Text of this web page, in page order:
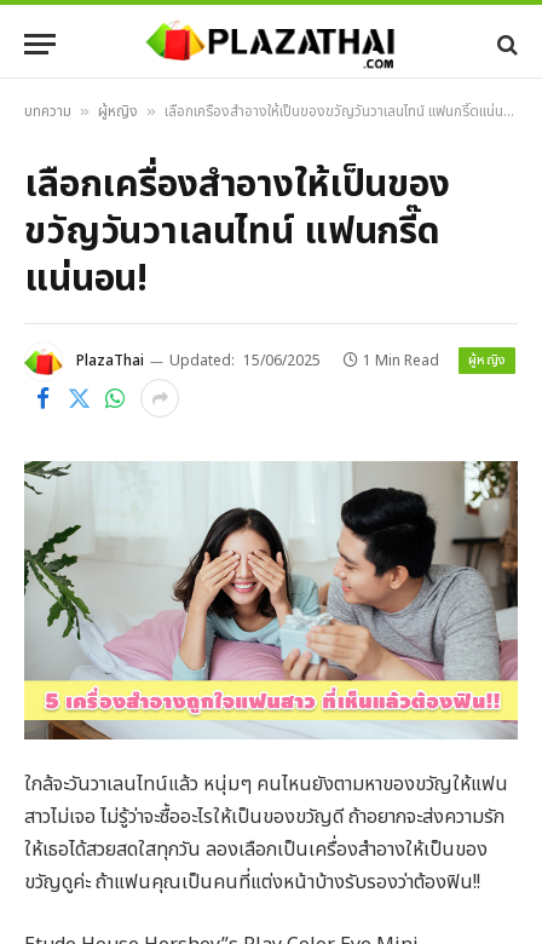
บทความ » ผู้หญิง » เลือกเครื่องสำอางให้เป็นของขวัญวันวาเลนไทน์ แฟนกรี๊ดแน่นอน!
เลือกเครื่องสำอางให้เป็นของ
ขวัญวันวาเลนไทน์ แฟนกรี๊ด
แน่นอน!
PlazaThai Updated: 15/06/2025 1 Min Read ผู้หญิง
ใกล้จะวันวาเลนไทน์แล้ว หนุ่มๆ คนไหนยังตามหาของขวัญให้แฟน
สาวไม่เจอ ไม่รู้ว่าจะซื้ออะไรให้เป็นของขวัญดี ถ้าอยากจะส่งความรัก
ให้เธอได้สวยสดใสทุกวัน ลองเลือกเป็นเครื่องสำอางให้เป็นของ
ขวัญดูค่ะ ถ้าแฟนคุณเป็นคนที่แต่งหน้าบ้างรับรองว่าต้องฟิน!!